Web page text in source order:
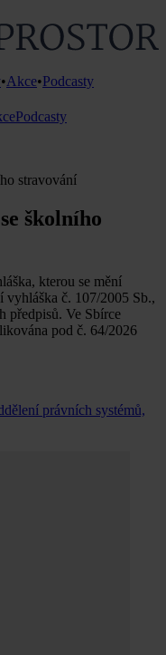
•Akce•Podcasty
Podcasty
stravování
školního
kterou se mění
vyhláška č. 107/2005 Sb.,
předpisů. Ve Sbírce
pod č. 64/2026
právních systémů,